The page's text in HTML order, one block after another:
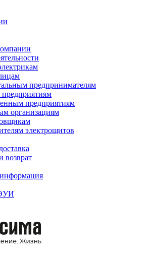
предпринимателям
предприятиям
организациям
электрощитов
возврат